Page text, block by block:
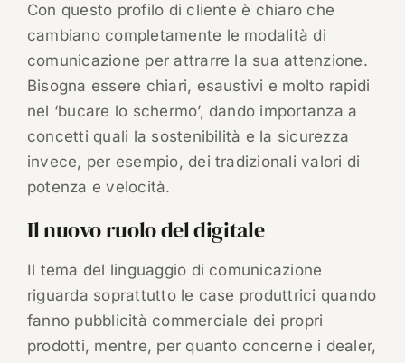
Con questo profilo di cliente è chiaro che
cambiano completamente le modalità di
comunicazione per attrarre la sua attenzione.
Bisogna essere chiari, esaustivi e molto rapidi
nel ‘bucare lo schermo’, dando importanza a
concetti quali la sostenibilità e la sicurezza
invece, per esempio, dei tradizionali valori di
potenza e velocità.
Il nuovo ruolo del digitale
Il tema del linguaggio di comunicazione
riguarda soprattutto le case produttrici quando
fanno pubblicità commerciale dei propri
prodotti, mentre, per quanto concerne i dealer,